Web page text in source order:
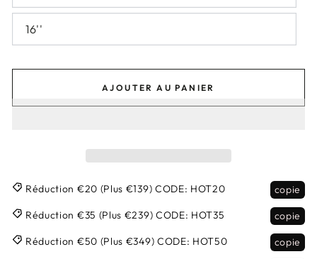
16''
AJOUTER AU PANIER
Réduction €20 (Plus €139) CODE: HOT20
copie
Réduction €35 (Plus €239) CODE: HOT35
copie
Réduction €50 (Plus €349) CODE: HOT50
copie